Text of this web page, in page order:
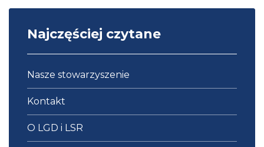
Najczęściej czytane
Nasze stowarzyszenie
Kontakt
O LGD i LSR